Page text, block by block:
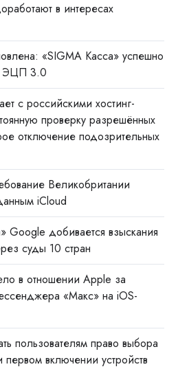
в интересах
«SIGMA Касса» успешно
ЭЦП 3.0
с российскими хостинг-
проверку разрешённых
отключение подозрительных
Великобритании
iCloud
Google добивается взыскания
суды 10 стран
в отношении Apple за
«Макс» на iOS-
пользователям право выбора
включении устройств